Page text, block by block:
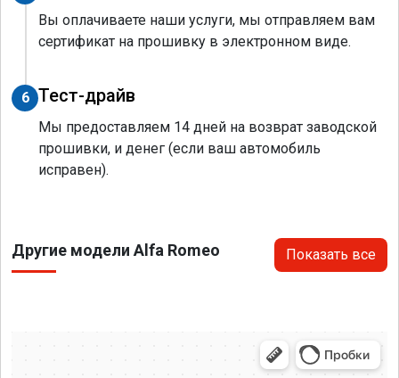
Вы оплачиваете наши услуги, мы отправляем вам
сертификат на прошивку в электронном виде.
6 Тест-драйв
Мы предоставляем 14 дней на возврат заводской
прошивки, и денег (если ваш автомобиль
исправен).
Другие модели Alfa Romeo Показать все